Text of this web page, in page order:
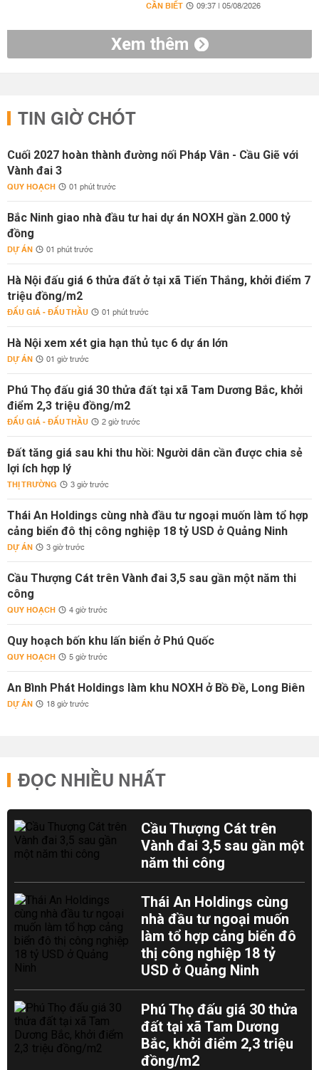
CẦN BIẾT 09:37 | 05/08/2026
Xem thêm
TIN GIỜ CHÓT
Cuối 2027 hoàn thành đường nối Pháp Vân - Cầu Giẽ với
Vành đai 3
QUY HOẠCH 01 phút trước
Bắc Ninh giao nhà đầu tư hai dự án NOXH gần 2.000 tỷ
đồng
DỰ ÁN 01 phút trước
Hà Nội đấu giá 6 thửa đất ở tại xã Tiến Thắng, khởi điểm 7
triệu đồng/m2
ĐẤU GIÁ - ĐẤU THẦU 01 phút trước
Hà Nội xem xét gia hạn thủ tục 6 dự án lớn
DỰ ÁN 01 giờ trước
Phú Thọ đấu giá 30 thửa đất tại xã Tam Dương Bắc, khởi
điểm 2,3 triệu đồng/m2
ĐẤU GIÁ - ĐẤU THẦU 2 giờ trước
Đất tăng giá sau khi thu hồi: Người dân cần được chia sẻ
lợi ích hợp lý
THỊ TRƯỜNG 3 giờ trước
Thái An Holdings cùng nhà đầu tư ngoại muốn làm tổ hợp
cảng biển đô thị công nghiệp 18 tỷ USD ở Quảng Ninh
DỰ ÁN 3 giờ trước
Cầu Thượng Cát trên Vành đai 3,5 sau gần một năm thi
công
QUY HOẠCH 4 giờ trước
Quy hoạch bốn khu lấn biển ở Phú Quốc
QUY HOẠCH 5 giờ trước
An Bình Phát Holdings làm khu NOXH ở Bồ Đề, Long Biên
DỰ ÁN 18 giờ trước
ĐỌC NHIỀU NHẤT
Cầu Thượng Cát trên
Vành đai 3,5 sau gần một
năm thi công
Thái An Holdings cùng
nhà đầu tư ngoại muốn
làm tổ hợp cảng biển đô
thị công nghiệp 18 tỷ
USD ở Quảng Ninh
Phú Thọ đấu giá 30 thửa
đất tại xã Tam Dương
Bắc, khởi điểm 2,3 triệu
đồng/m2